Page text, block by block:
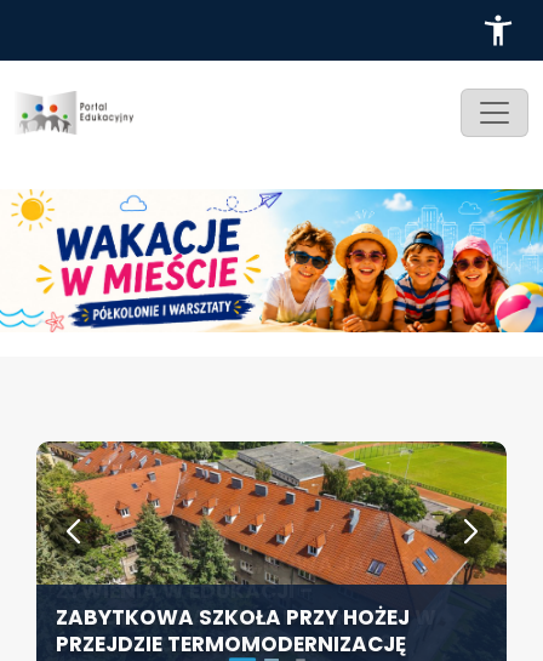
ZABYTKOWA SZKOŁA PRZY HOŻEJ
PRZEJDZIE TERMOMODERNIZACJĘ
KONFERENCJA PT. „NOWA JAKOŚĆ
ŻYWIENIA W EDUKACJI –
ODPOWIEDZIALNOŚĆ DYREKTORA W
ŚWIETLE ROZPORZĄDZENIA 2026”
SZCZECIN ROZWIJA EDUKACJĘ
WŁĄCZAJĄCĄ - NOWE
SPECJALISTYCZNE CENTRUM
ROZPOCZYNA DZIAŁALNOŚĆ